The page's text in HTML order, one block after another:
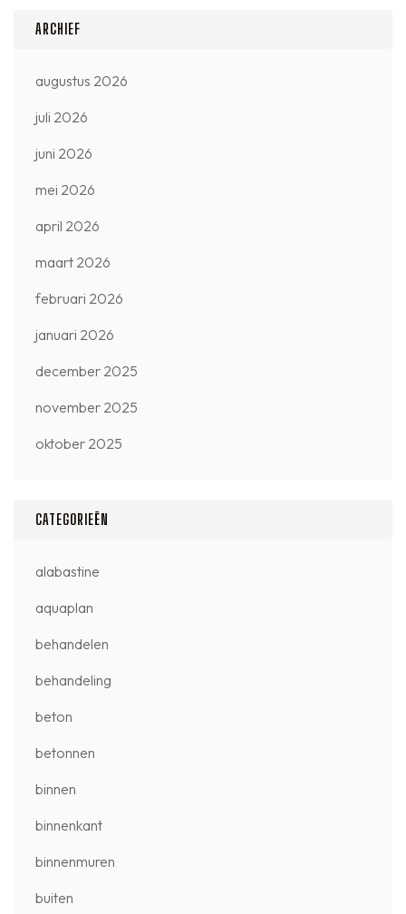
ARCHIEF
augustus 2026
juli 2026
juni 2026
mei 2026
april 2026
maart 2026
februari 2026
januari 2026
december 2025
november 2025
oktober 2025
CATEGORIEËN
alabastine
aquaplan
behandelen
behandeling
beton
betonnen
binnen
binnenkant
binnenmuren
buiten